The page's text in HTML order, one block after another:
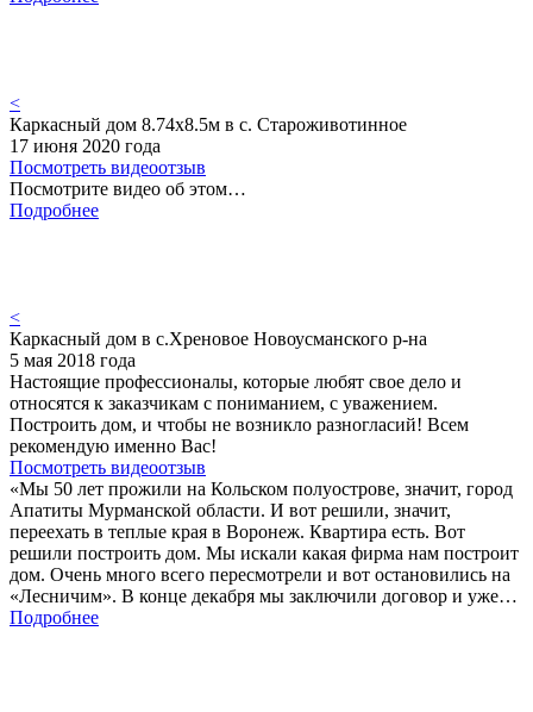
<
Каркасный дом 8.74х8.5м в с. Староживотинное
17 июня 2020 года
Посмотреть видеоотзыв
Посмотрите видео об этом…
Подробнее
<
Каркасный дом в с.Хреновое Новоусманского р-на
5 мая 2018 года
Настоящие профессионалы, которые любят свое дело и
относятся к заказчикам с пониманием, с уважением.
Построить дом, и чтобы не возникло разногласий! Всем
рекомендую именно Вас!
Посмотреть видеоотзыв
«Мы 50 лет прожили на Кольском полуострове, значит, город
Апатиты Мурманской области. И вот решили, значит,
переехать в теплые края в Воронеж. Квартира есть. Вот
решили построить дом. Мы искали какая фирма нам построит
дом. Очень много всего пересмотрели и вот остановились на
«Лесничим». В конце декабря мы заключили договор и уже…
Подробнее